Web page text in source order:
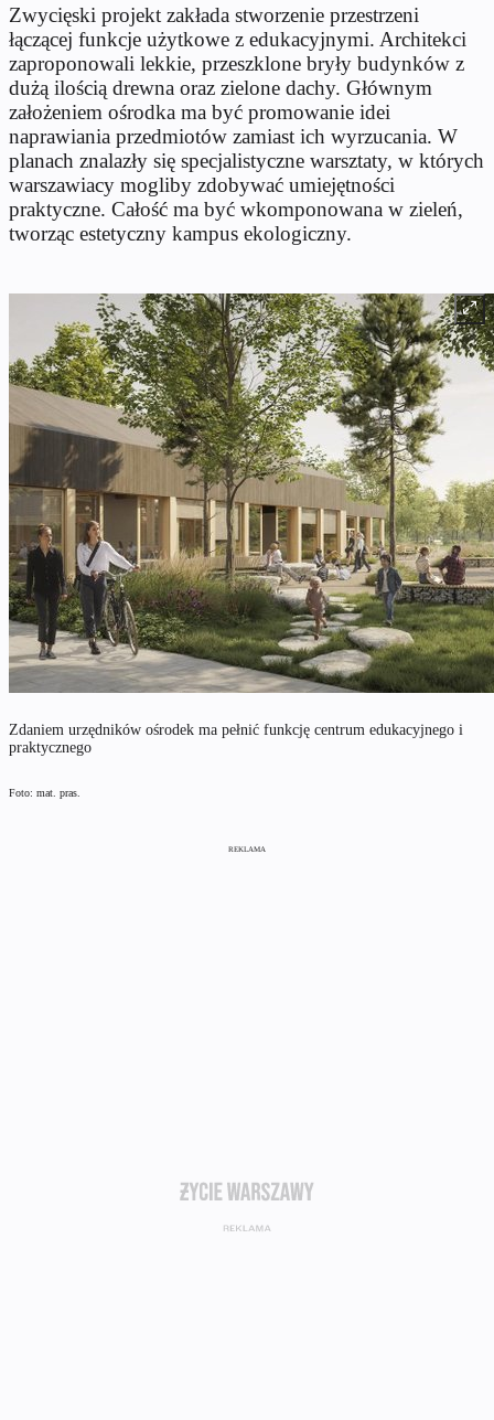
Zwycięski projekt zakłada stworzenie przestrzeni
łączącej funkcje użytkowe z edukacyjnymi. Architekci
zaproponowali lekkie, przeszklone bryły budynków z
dużą ilością drewna oraz zielone dachy. Głównym
założeniem ośrodka ma być promowanie idei
naprawiania przedmiotów zamiast ich wyrzucania. W
planach znalazły się specjalistyczne warsztaty, w których
warszawiacy mogliby zdobywać umiejętności
praktyczne. Całość ma być wkomponowana w zieleń,
tworząc estetyczny kampus ekologiczny.
Zdaniem urzędników ośrodek ma pełnić funkcję centrum edukacyjnego i
praktycznego
Foto: mat. pras.
REKLAMA